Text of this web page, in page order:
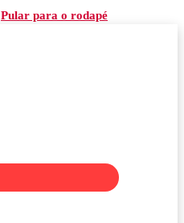
Pular para o rodapé